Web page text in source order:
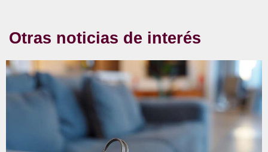
Otras noticias de interés